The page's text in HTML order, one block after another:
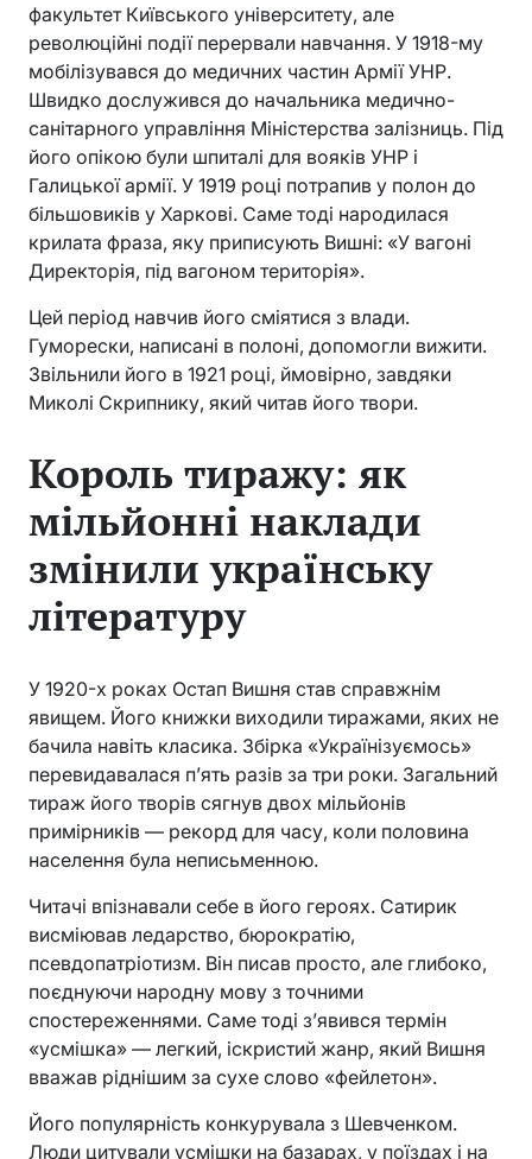
факультет Київського університету, але
революційні події перервали навчання. У 1918-му
мобілізувався до медичних частин Армії УНР.
Швидко дослужився до начальника медично-
санітарного управління Міністерства залізниць. Під
його опікою були шпиталі для вояків УНР і
Галицької армії. У 1919 році потрапив у полон до
більшовиків у Харкові. Саме тоді народилася
крилата фраза, яку приписують Вишні: «У вагоні
Директорія, під вагоном територія».
Цей період навчив його сміятися з влади.
Гуморески, написані в полоні, допомогли вижити.
Звільнили його в 1921 році, ймовірно, завдяки
Миколі Скрипнику, який читав його твори.
Король тиражу: як
мільйонні наклади
змінили українську
літературу
У 1920-х роках Остап Вишня став справжнім
явищем. Його книжки виходили тиражами, яких не
бачила навіть класика. Збірка «Українізуємось»
перевидавалася п’ять разів за три роки. Загальний
тираж його творів сягнув двох мільйонів
примірників — рекорд для часу, коли половина
населення була неписьменною.
Читачі впізнавали себе в його героях. Сатирик
висміював ледарство, бюрократію,
псевдопатріотизм. Він писав просто, але глибоко,
поєднуючи народну мову з точними
спостереженнями. Саме тоді з’явився термін
«усмішка» — легкий, іскристий жанр, який Вишня
вважав ріднішим за сухе слово «фейлетон».
Його популярність конкурувала з Шевченком.
Люди цитували усмішки на базарах, у поїздах і на